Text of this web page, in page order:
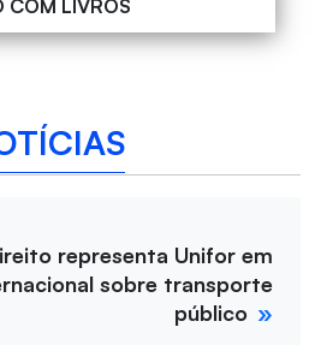
COM LIVROS
representa Unifor em
sobre transporte
público